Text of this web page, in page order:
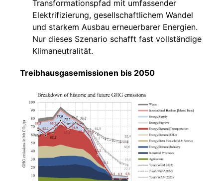
Transformationspfad mit umfassender
Elektrifizierung, gesellschaftlichem Wandel
und starkem Ausbau erneuerbarer Energien.
Nur dieses Szenario schafft fast vollständige
Klimaneutralität.
Treibhausgasemissionen bis 2050